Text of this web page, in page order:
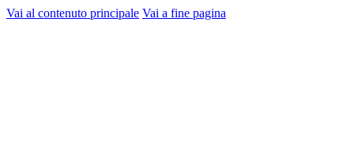
Vai al contenuto principale Vai a fine pagina